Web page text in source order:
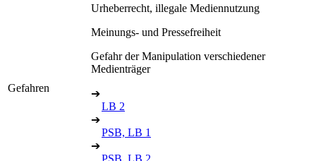
Gefahren
Urheberrecht, illegale Mediennutzung
Meinungs- und Pressefreiheit
Gefahr der Manipulation verschiedener
Medienträger
➔
LB 2
➔
PSB, LB 1
➔
PSB, LB 2